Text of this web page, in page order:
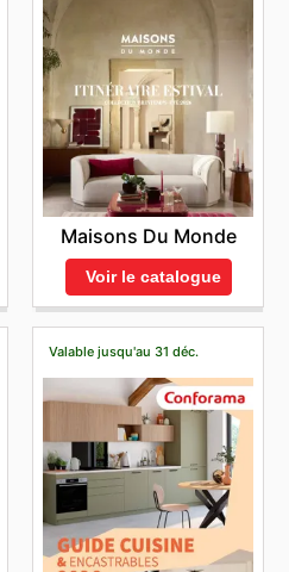
Maisons Du Monde
Voir le catalogue
Valable jusqu'au 31 déc.